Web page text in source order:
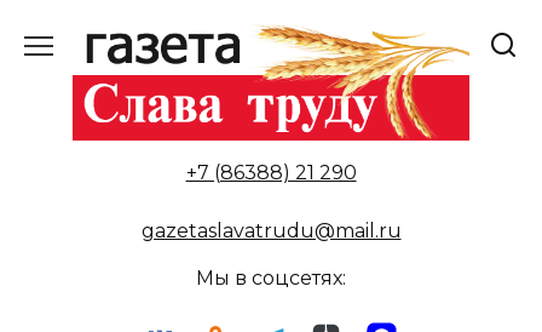
содержанию
+7 (86388) 21 290
gazetaslavatrudu@mail.ru
Мы в соцсетях: